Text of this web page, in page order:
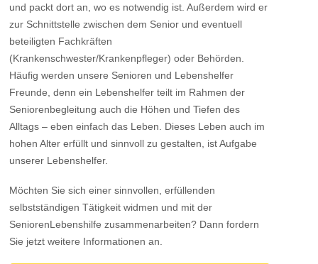
und packt dort an, wo es notwendig ist. Außerdem wird er
zur Schnittstelle zwischen dem Senior und eventuell
beteiligten Fachkräften
(Krankenschwester/Krankenpfleger) oder Behörden.
Häufig werden unsere Senioren und Lebenshelfer
Freunde, denn ein Lebenshelfer teilt im Rahmen der
Seniorenbegleitung auch die Höhen und Tiefen des
Alltags – eben einfach das Leben. Dieses Leben auch im
hohen Alter erfüllt und sinnvoll zu gestalten, ist Aufgabe
unserer Lebenshelfer.
Möchten Sie sich einer sinnvollen, erfüllenden
selbstständigen Tätigkeit widmen und mit der
SeniorenLebenshilfe zusammenarbeiten? Dann fordern
Sie jetzt weitere Informationen an.